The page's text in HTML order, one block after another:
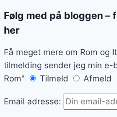
Følg med på bloggen –
her
Få meget mere om Rom og
tilmelding sender jeg min e-
Rom"
Tilmeld Afmeld
Email adresse: